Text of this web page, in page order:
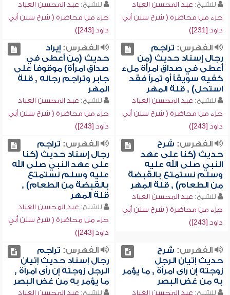
للشيخ: عبد المحسن العباد
جزء من محاضرة ( شرح سنن أبي
داود [231])
للشيخ: عبد المحسن العباد
جزء من محاضرة ( شرح سنن أبي
داود [243])
الفهرس: تراجم
رجال إسناد حديث (من
أعطى في صداق امرأة ملء
كفيه سويقاً أو تمراً فقد
استحل) , قلة المهر
للشيخ: عبد المحسن العباد
جزء من محاضرة ( شرح سنن أبي
داود [243])
الفهرس:إيراد
حديث (من أعطى في
صداق امرأة) موقوفاً على
جابر وتراجم رجاله , قلة
المهر
للشيخ: عبد المحسن العباد
جزء من محاضرة ( شرح سنن أبي
داود [243])
الفهرس: شرح
حديث (كنا على عهد
النبي صلى الله عليه
وسلم نستمتع بالقبضة
من الطعام) , قلة المهر
للشيخ: عبد المحسن العباد
جزء من محاضرة ( شرح سنن أبي
داود [243])
الفهرس: تراجم
رجال إسناد حديث (كنا
على عهد النبي صلى الله
عليه وسلم نستمتع
بالقبضة من الطعام) ,
قلة المهر
للشيخ: عبد المحسن العباد
جزء من محاضرة ( شرح سنن أبي
داود [243])
الفهرس: شرح
حديث إتيان الرجل
زوجته إن رأى امرأة , ما يؤمر
به من غض البصر
للشيخ: عبد المحسن العباد
الفهرس: تراجم
رجال إسناد حديث إتيان
الرجل زوجته إن رأى امرأة ,
ما يؤمر به من غض البصر
للشيخ: عبد المحسن العباد